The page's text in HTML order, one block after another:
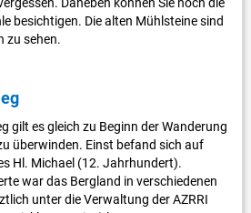
besichtigen. Die alten Mühlsteine sind
zu sehen.
gilt es gleich zu Beginn der Wanderung
überwinden. Einst befand sich auf
Hl. Michael (12. Jahrhundert).
war das Bergland in verschiedenen
unter die Verwaltung der AZRRI